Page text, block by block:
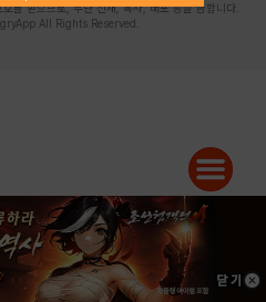
를 받으므로, 무단 전재, 복사, 배포 등을 금합니다.
All Rights Reserved.